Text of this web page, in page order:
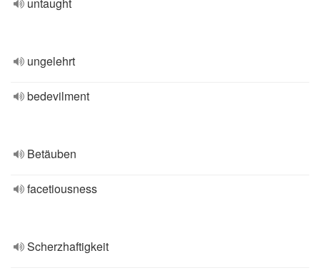
ungelehrt
bedevilment
Betäuben
facetiousness
Scherzhaftigkeit